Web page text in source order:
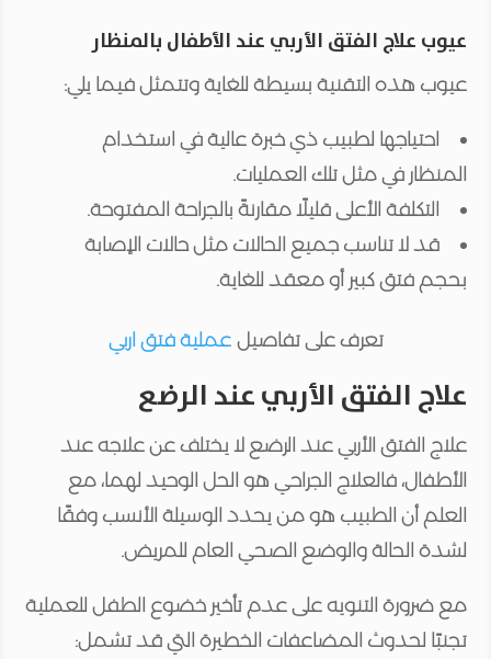
عيوب علاج الفتق الأربي عند الأطفال بالمنظار
عيوب هذه التقنية بسيطة للغاية وتتمثل فيما يلي:
احتياجها لطبيب ذي خبرة عالية في استخدام
المنظار في مثل تلك العمليات.
التكلفة الأعلى قليلًا مقارنةً بالجراحة المفتوحة.
قد لا تناسب جميع الحالات مثل حالات الإصابة
بحجم فتق كبير أو معقد للغاية.
تعرف على تفاصيلعملية فتق اربي
علاج الفتق الأربي عند الرضع
علاج الفتق الأربي عند الرضع لا يختلف عن علاجه عند
الأطفال، فالعلاج الجراحي هو الحل الوحيد لهما، مع
العلم أن الطبيب هو من يحدد الوسيلة الأنسب وفقًا
لشدة الحالة والوضع الصحي العام للمريض.
مع ضرورة التنويه على عدم تأخير خضوع الطفل للعملية
تجنبًا لحدوث المضاعفات الخطيرة التي قد تشمل: